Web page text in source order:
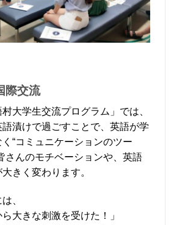
際交流
大学生交流プログラム」では、
漬けで過ごすことで、英語が学
“コミュニケーションのツー
さんのモチベーションや、英語
きく変わります。
、
ら大きな刺激を受けた！」